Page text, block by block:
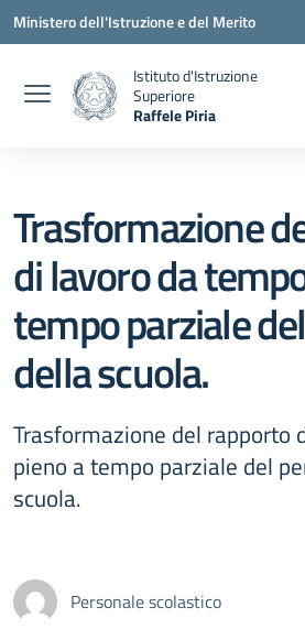
Vai ai contenuti
Vai al menu di navigazione
Vai al footer
Ministero dell'Istruzione e del Merito
Istituto d'Istruzione
Superiore
Raffele Piria
Trasformazione
di lavoro da
tempo parziale
della scuola.
Trasformazione del rapporto
pieno a tempo parziale del
scuola.
Personale scolastico